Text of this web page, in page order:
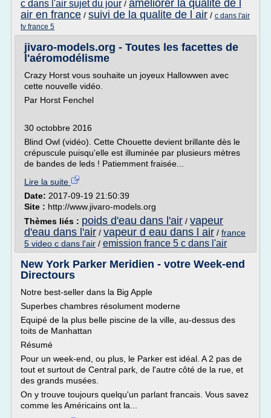
c dans l'air sujet du jour / ameliorer la qualite de l
air en france / suivi de la qualite de l air / c dans l'air
tv france 5
jivaro-models.org - Toutes les facettes de
l'aéromodélisme
Crazy Horst vous souhaite un joyeux Hallowwen avec
cette nouvelle vidéo.
Par Horst Fenchel
30 octobbre 2016
Blind Owl (vidéo). Cette Chouette devient brillante dès le
crépuscule puisqu'elle est illuminée par plusieurs mètres
de bandes de leds ! Patiemment fraisée...
Lire la suite
Date: 2017-09-19 21:50:39
Site : http://www.jivaro-models.org
Thèmes liés : poids d'eau dans l'air / vapeur
d'eau dans l'air / vapeur d eau dans l air / france
5 video c dans l'air / emission france 5 c dans l'air
New York Parker Meridien - votre Week-end
Directours
Notre best-seller dans la Big Apple
Superbes chambres résolument moderne
Equipé de la plus belle piscine de la ville, au-dessus des
toits de Manhattan
Résumé
Pour un week-end, ou plus, le Parker est idéal. A 2 pas de
tout et surtout de Central park, de l'autre côté de la rue, et
des grands musées.
On y trouve toujours quelqu'un parlant francais. Vous savez
comme les Américains ont la...